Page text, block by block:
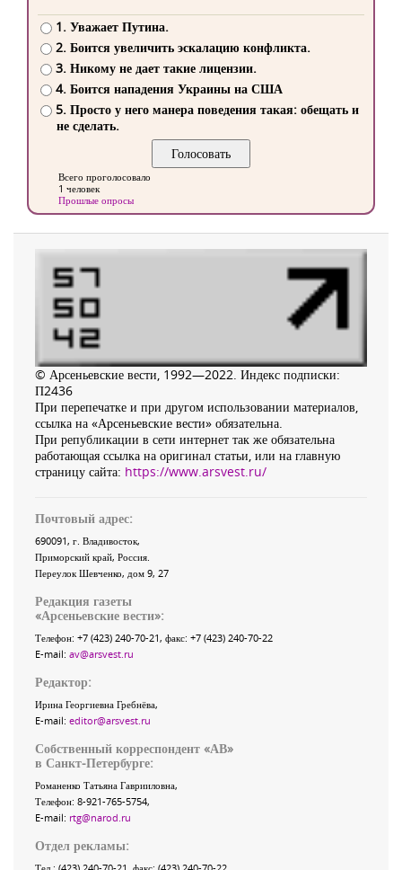
1. Уважает Путина.
2. Боится увеличить эскалацию конфликта.
3. Никому не дает такие лицензии.
4. Боится нападения Украины на США
5. Просто у него манера поведения такая: обещать и
не сделать.
Всего проголосовало
1 человек
Прошлые опросы
© Арсеньевские вести, 1992—2022. Индекс подписки:
П2436
При перепечатке и при другом использовании материалов,
ссылка на «Арсеньевские вести» обязательна.
При републикации в сети интернет так же обязательна
работающая ссылка на оригинал статьи, или на главную
страницу сайта: https://www.arsvest.ru/
Почтовый адрес:
690091, г. Владивосток,
Приморский край, Россия
Переулок Шевченко, дом 9, 27
Редакция газеты
«Арсеньевские вести»:
Телефон: +7 (423) 240-70-21, факс: +7 (423) 240-70-22
E-mail: av@arsvest.ru
Редактор:
Ирина Георгиевна Гребнёва,
E-mail: editor@arsvest.ru
Собственный корреспондент «АВ»
в Санкт-Петербурге:
Романенко Татьяна Гаврииловна,
Телефон: 8-921-765-5754,
E-mail: rtg@narod.ru
Отдел рекламы: